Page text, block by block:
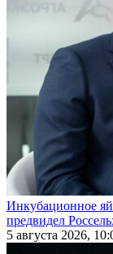
Инкубационное
предвидел
5 августа 2026,